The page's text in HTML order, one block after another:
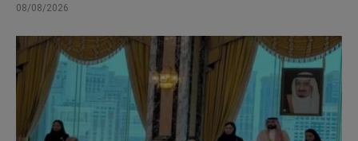
08/08/2026